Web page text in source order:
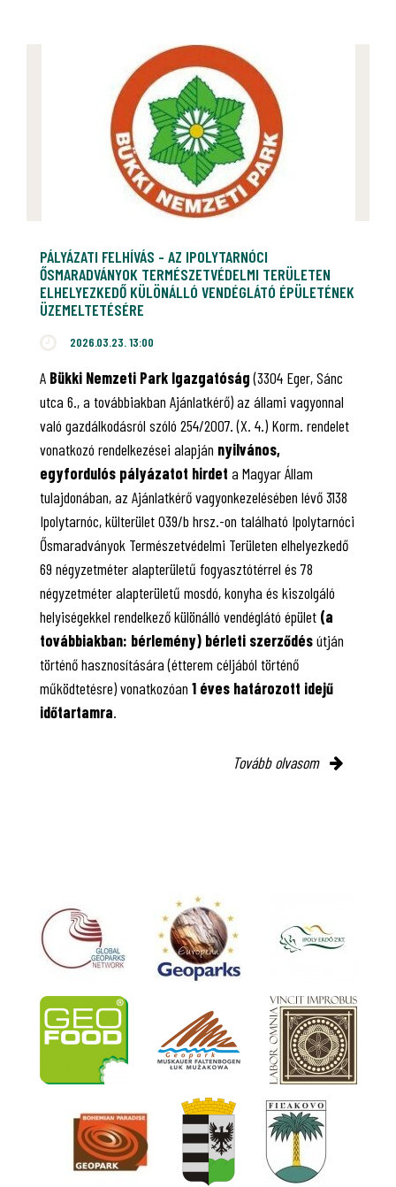
PÁLYÁZATI FELHÍVÁS - AZ IPOLYTARNÓCI
ŐSMARADVÁNYOK TERMÉSZETVÉDELMI TERÜLETEN
ELHELYEZKEDŐ KÜLÖNÁLLÓ VENDÉGLÁTÓ ÉPÜLETÉNEK
ÜZEMELTETÉSÉRE
2026.03.23. 13:00
A Bükki Nemzeti Park Igazgatóság(3304 Eger, Sánc
utca 6., a továbbiakban Ajánlatkérő) az állami vagyonnal
való gazdálkodásról szóló 254/2007. (X. 4.) Korm. rendelet
vonatkozó rendelkezései alapján nyilvános,
egyfordulós pályázatot hirdet a Magyar Állam
tulajdonában, az Ajánlatkérő vagyonkezelésében lévő 3138
Ipolytarnóc, külterület 039/b hrsz.-on található Ipolytarnóci
Ősmaradványok Természetvédelmi Területen elhelyezkedő
69 négyzetméter alapterületű fogyasztótérrel és 78
négyzetméter alapterületű mosdó, konyha és kiszolgáló
helyiségekkel rendelkező különálló vendéglátó épület (a
továbbiakban: bérlemény) bérleti szerződésútján
történő hasznosítására (étterem céljából történő
működtetésre) vonatkozóan 1 éves határozott idejű
időtartamra.
Tovább olvasom